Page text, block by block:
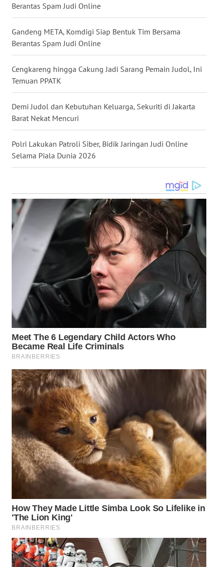
Berantas Spam Judi Online
Gandeng META, Komdigi Siap Bentuk Tim Bersama
Berantas Spam Judi Online
Cengkareng hingga Cakung Jadi Sarang Pemain Judol, Ini
Temuan PPATK
Demi Judol dan Kebutuhan Keluarga, Sekuriti di Jakarta
Barat Nekat Mencuri
Polri Lakukan Patroli Siber, Bidik Jaringan Judi Online
Selama Piala Dunia 2026
WN
DANAU
TOBA
WN
SELATAN
LESUNG
WN
KARO
WN
SIMALUNGUN
WN
LABUHANBATU
WN
TAPANULI
TENGAH
WN DELI
SERDANG
WN
TEBING
TINGGI
WN
PAKPAK
KARAWANG
WN
BEKASI
WN